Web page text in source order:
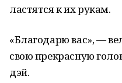
ластятся к их рукам.
«Благодарю вас», —
свою прекрасную
дэй.